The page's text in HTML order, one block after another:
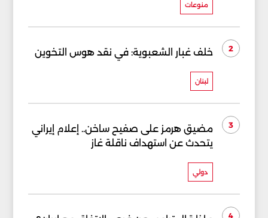
منوعات
2 خلف غبار الشعبوية: في نقد هوس التخوين
لبنان
3
مضيق هرمز على صفيح ساخن.. إعلام إيراني
يتحدث عن استهداف ناقلة غاز
دولي
4